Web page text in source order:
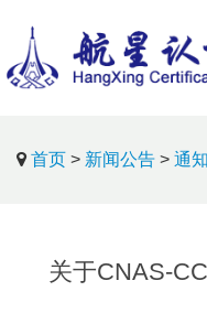
首页 > 新闻公告 > 通
关于CNAS-